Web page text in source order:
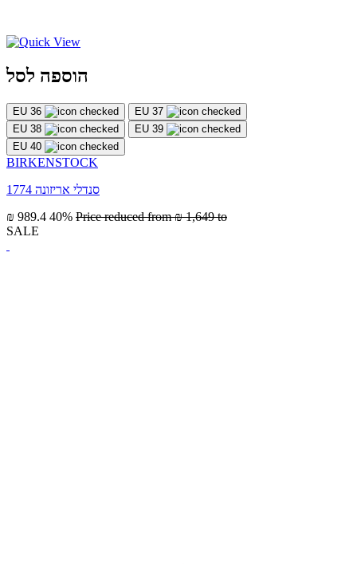
הוספה לסל
EU 36
EU 37
EU 38
EU 39
EU 40
BIRKENSTOCK
סנדלי אריזונה 1774
₪ 989.4 40% Price reduced from₪ 1,649 to
SALE